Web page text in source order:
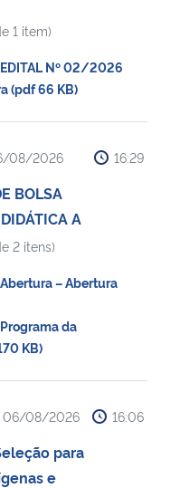
1 item)
Nº 02/2026
(pdf 66 KB)
08/2026 16:29
BOLSA
A
2 itens)
– Abertura
da
KB)
06/08/2026 16:06
para
e